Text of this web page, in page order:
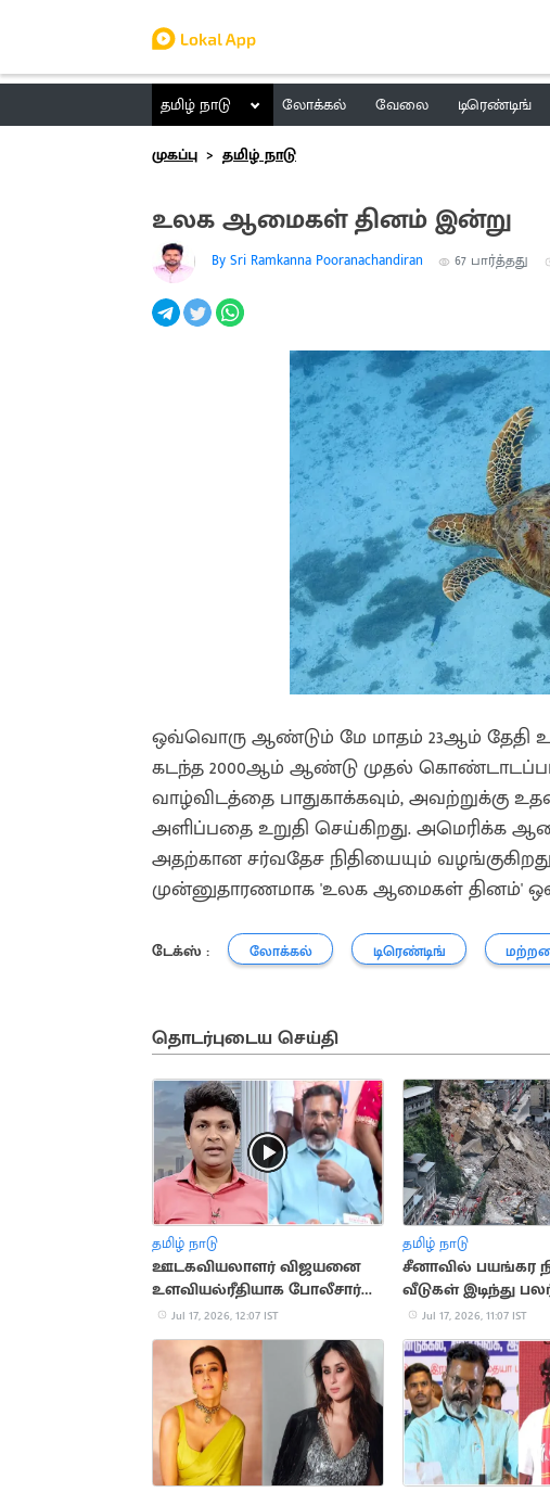
தமிழ் நாடு லோக்கல் வேலை டிரெண்டிங்
முகப்பு
தமிழ் நாடு
உலக ஆமைகள் தினம் இன்று
By Sri Ramkanna Pooranachandiran 67 பார்த்தது
ஒவ்வொரு ஆண்டும் மே மாதம் 23ஆம் தேதி
கடந்த 2000ஆம் ஆண்டு முதல்
வாழ்விடத்தை பாதுகாக்கவும், அவற்றுக்கு
அளிப்பதை உறுதி செய்கிறது.
அதற்கான சர்வதேச நிதியையும்
முன்னுதாரணமாக 'உலக ஆமைகள் தினம்'
டேக்ஸ் : லோக்கல் டிரெண்டிங்
தொடர்புடைய செய்தி
தமிழ் நாடு
ஊடகவியலாளர் விஜயனை
உளவியல்ரீதியாக போலீசார்
துன்புறுத்தியதாக
திருமாவளவன் கண்டனம்
Jul 17, 2026, 12:07 IST
தமிழ் நாடு
சீனாவில் பயங்கர
வீடுகள் இடிந்து
சிக்கியதாக அச்சம்
Jul 17, 2026, 11:07 IST